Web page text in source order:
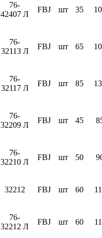
76-
42407 Л
FBJ шт 35
76-
32113 Л
FBJ шт 65
76-
32117 Л
FBJ шт 85
76-
32209 Л
FBJ шт 45
76-
32210 Л
FBJ шт 50
32212 FBJ шт 60
76-
32212 Л
FBJ шт 60